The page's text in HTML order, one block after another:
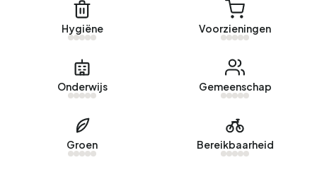
Hygiëne Voorzieningen
Onderwijs Gemeenschap
Groen Bereikbaarheid